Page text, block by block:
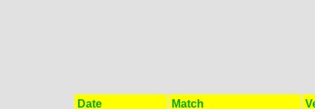
Date Match